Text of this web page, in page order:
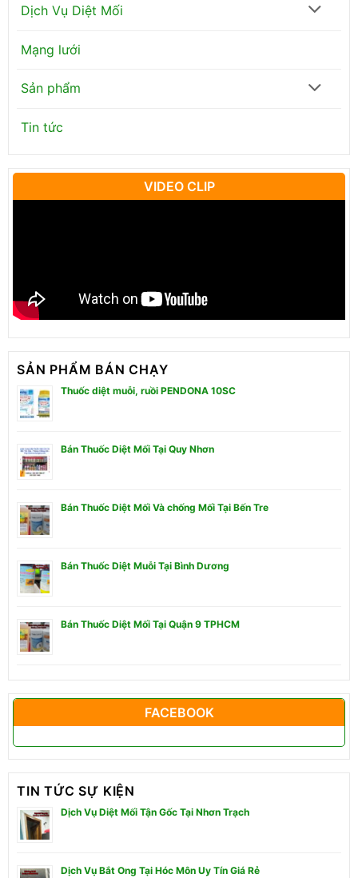
Dịch Vụ Diệt Mối
Mạng lưới
Sản phẩm
Tin tức
VIDEO CLIP
SẢN PHẨM BÁN CHẠY
Thuốc diệt muỗi, ruồi PENDONA 10SC
Bán Thuốc Diệt Mối Tại Quy Nhơn
Bán Thuốc Diệt Mối Và chống Mối Tại Bến Tre
Bán Thuốc Diệt Muỗi Tại Bình Dương
Bán Thuốc Diệt Mối Tại Quận 9 TPHCM
FACEBOOK
TIN TỨC SỰ KIỆN
Dịch Vụ Diệt Mối Tận Gốc Tại Nhơn Trạch
Dịch Vụ Bắt Ong Tại Hóc Môn Uy Tín Giá Rẻ